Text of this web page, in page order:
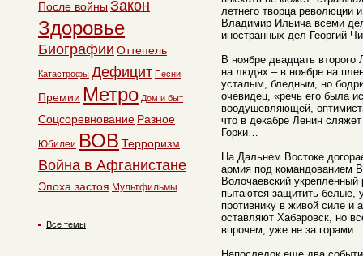
летнего творца революции
Владимир Ильича всеми
иностранных дел Георгий
В ноябре двадцать второго
на людях – в ноябре на
усталым, бледным, но
очевидец, «речь его была
воодушевляющей,
что в декабре Ленин
Горки…
На Дальнем Востоке
армия под командованием
Волочаевский
пытаются защитить белые,
противнику в живой силе и
оставляют Хабаровск, но
впрочем, уже не за горами.
После войны Закон
Здоровье
Биографии Оттепель
Катастрофы Дефицит Песни
Премии Метро Дом и быт
Соцсоревнование Разное
Юбилеи ВОВ Терроризм
Война в Афганистане
Эпоха застоя Мультфильмы
Все темы